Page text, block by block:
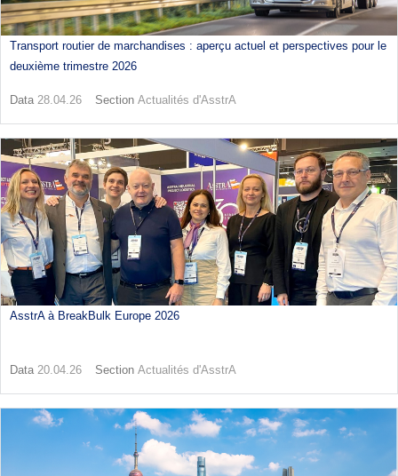
Transport routier de marchandises : aperçu actuel et perspectives pour le
deuxième trimestre 2026
Data 28.04.26 Section Actualités d'AsstrA
AsstrA à BreakBulk Europe 2026
Data 20.04.26 Section Actualités d'AsstrA